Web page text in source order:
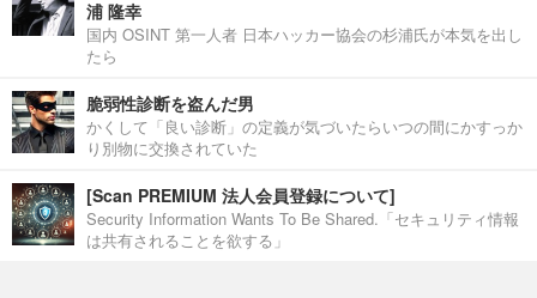
浦 隆幸
国内 OSINT 第一人者 日本ハッカー協会の杉浦氏が本気を出し
たら
脆弱性診断を盗んだ男
かくして「良い診断」の定義が気づいたらいつの間にかすっか
り別物に交換されていた
[Scan PREMIUM 法人会員登録について]
Security Information Wants To Be Shared.「セキュリティ情報
は共有されることを欲する」